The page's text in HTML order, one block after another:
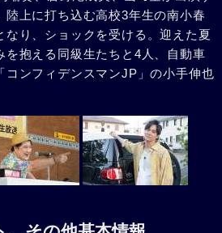
陸上に打ち込む高校3年生の南小春
なり、ショックを受ける。迎えた夏
を抱える同級生たちと4人、自動車
ンフィデンスマンJP」の小手伸也